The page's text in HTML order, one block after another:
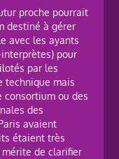
proche pourrait
destiné à gérer
avec les ayants
pour
par les
technique mais
consortium ou des
des
avaient
étaient très
de clarifier